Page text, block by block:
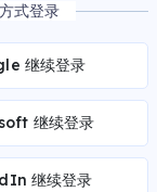
式登录
继续登录
继续登录
继续登录